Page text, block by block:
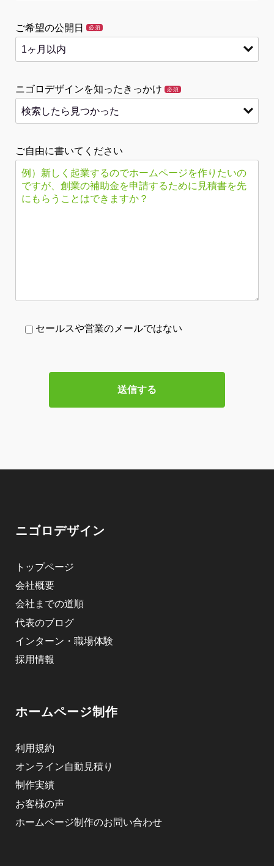
ご希望の公開日 必須
ニゴロデザインを知ったきっかけ 必須
ご自由に書いてください
セールスや営業のメールではない
ニゴロデザイン
トップページ
会社概要
会社までの道順
代表のブログ
インターン・職場体験
採用情報
ホームページ制作
利用規約
オンライン自動見積り
制作実績
お客様の声
ホームページ制作のお問い合わせ